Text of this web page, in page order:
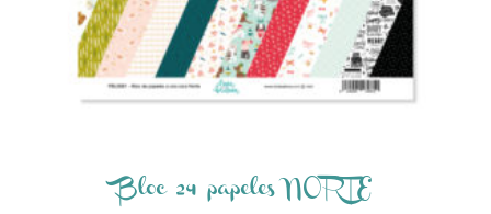
Bloc 24 papeles NORTE